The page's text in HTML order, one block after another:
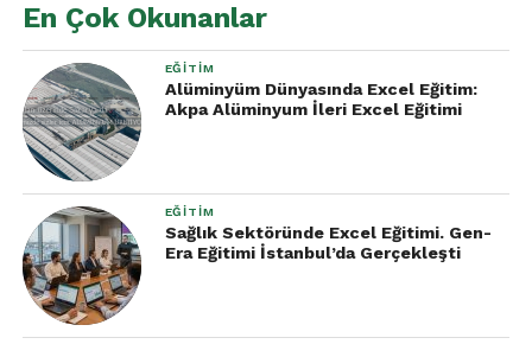
En Çok Okunanlar
EĞITIM
Alüminyüm Dünyasında Excel Eğitim:
Akpa Alüminyum İleri Excel Eğitimi
EĞITIM
Sağlık Sektöründe Excel Eğitimi. Gen-
Era Eğitimi İstanbul’da Gerçekleşti